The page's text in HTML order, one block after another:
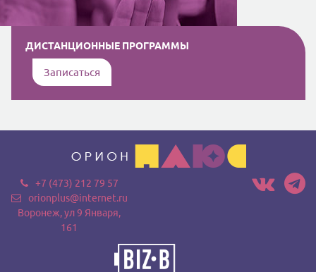
ДИСТАНЦИОННЫЕ ПРОГРАММЫ
Записаться
+7 (473) 212 79 57
orionplus@internet.ru
Воронеж, ул 9 Января,
161